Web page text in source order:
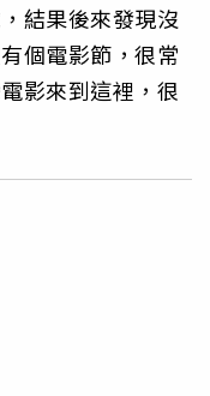
結果後來發現沒
個電影節，很常
影來到這裡，很